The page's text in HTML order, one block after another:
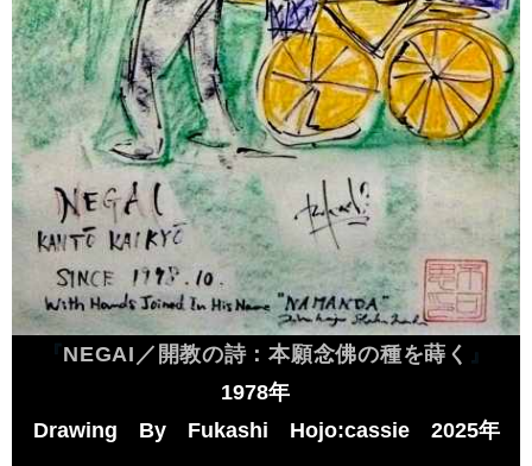
『NEGAI ／開教の詩：本願念佛の種を蒔く 』
1978年
Drawing
By Fukashi Hojo:cassie 2025年